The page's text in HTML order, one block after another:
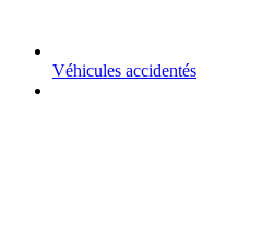
Véhicules accidentés